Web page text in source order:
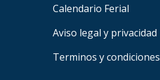
Calendario Ferial
Aviso legal y privacidad
Terminos y condiciones